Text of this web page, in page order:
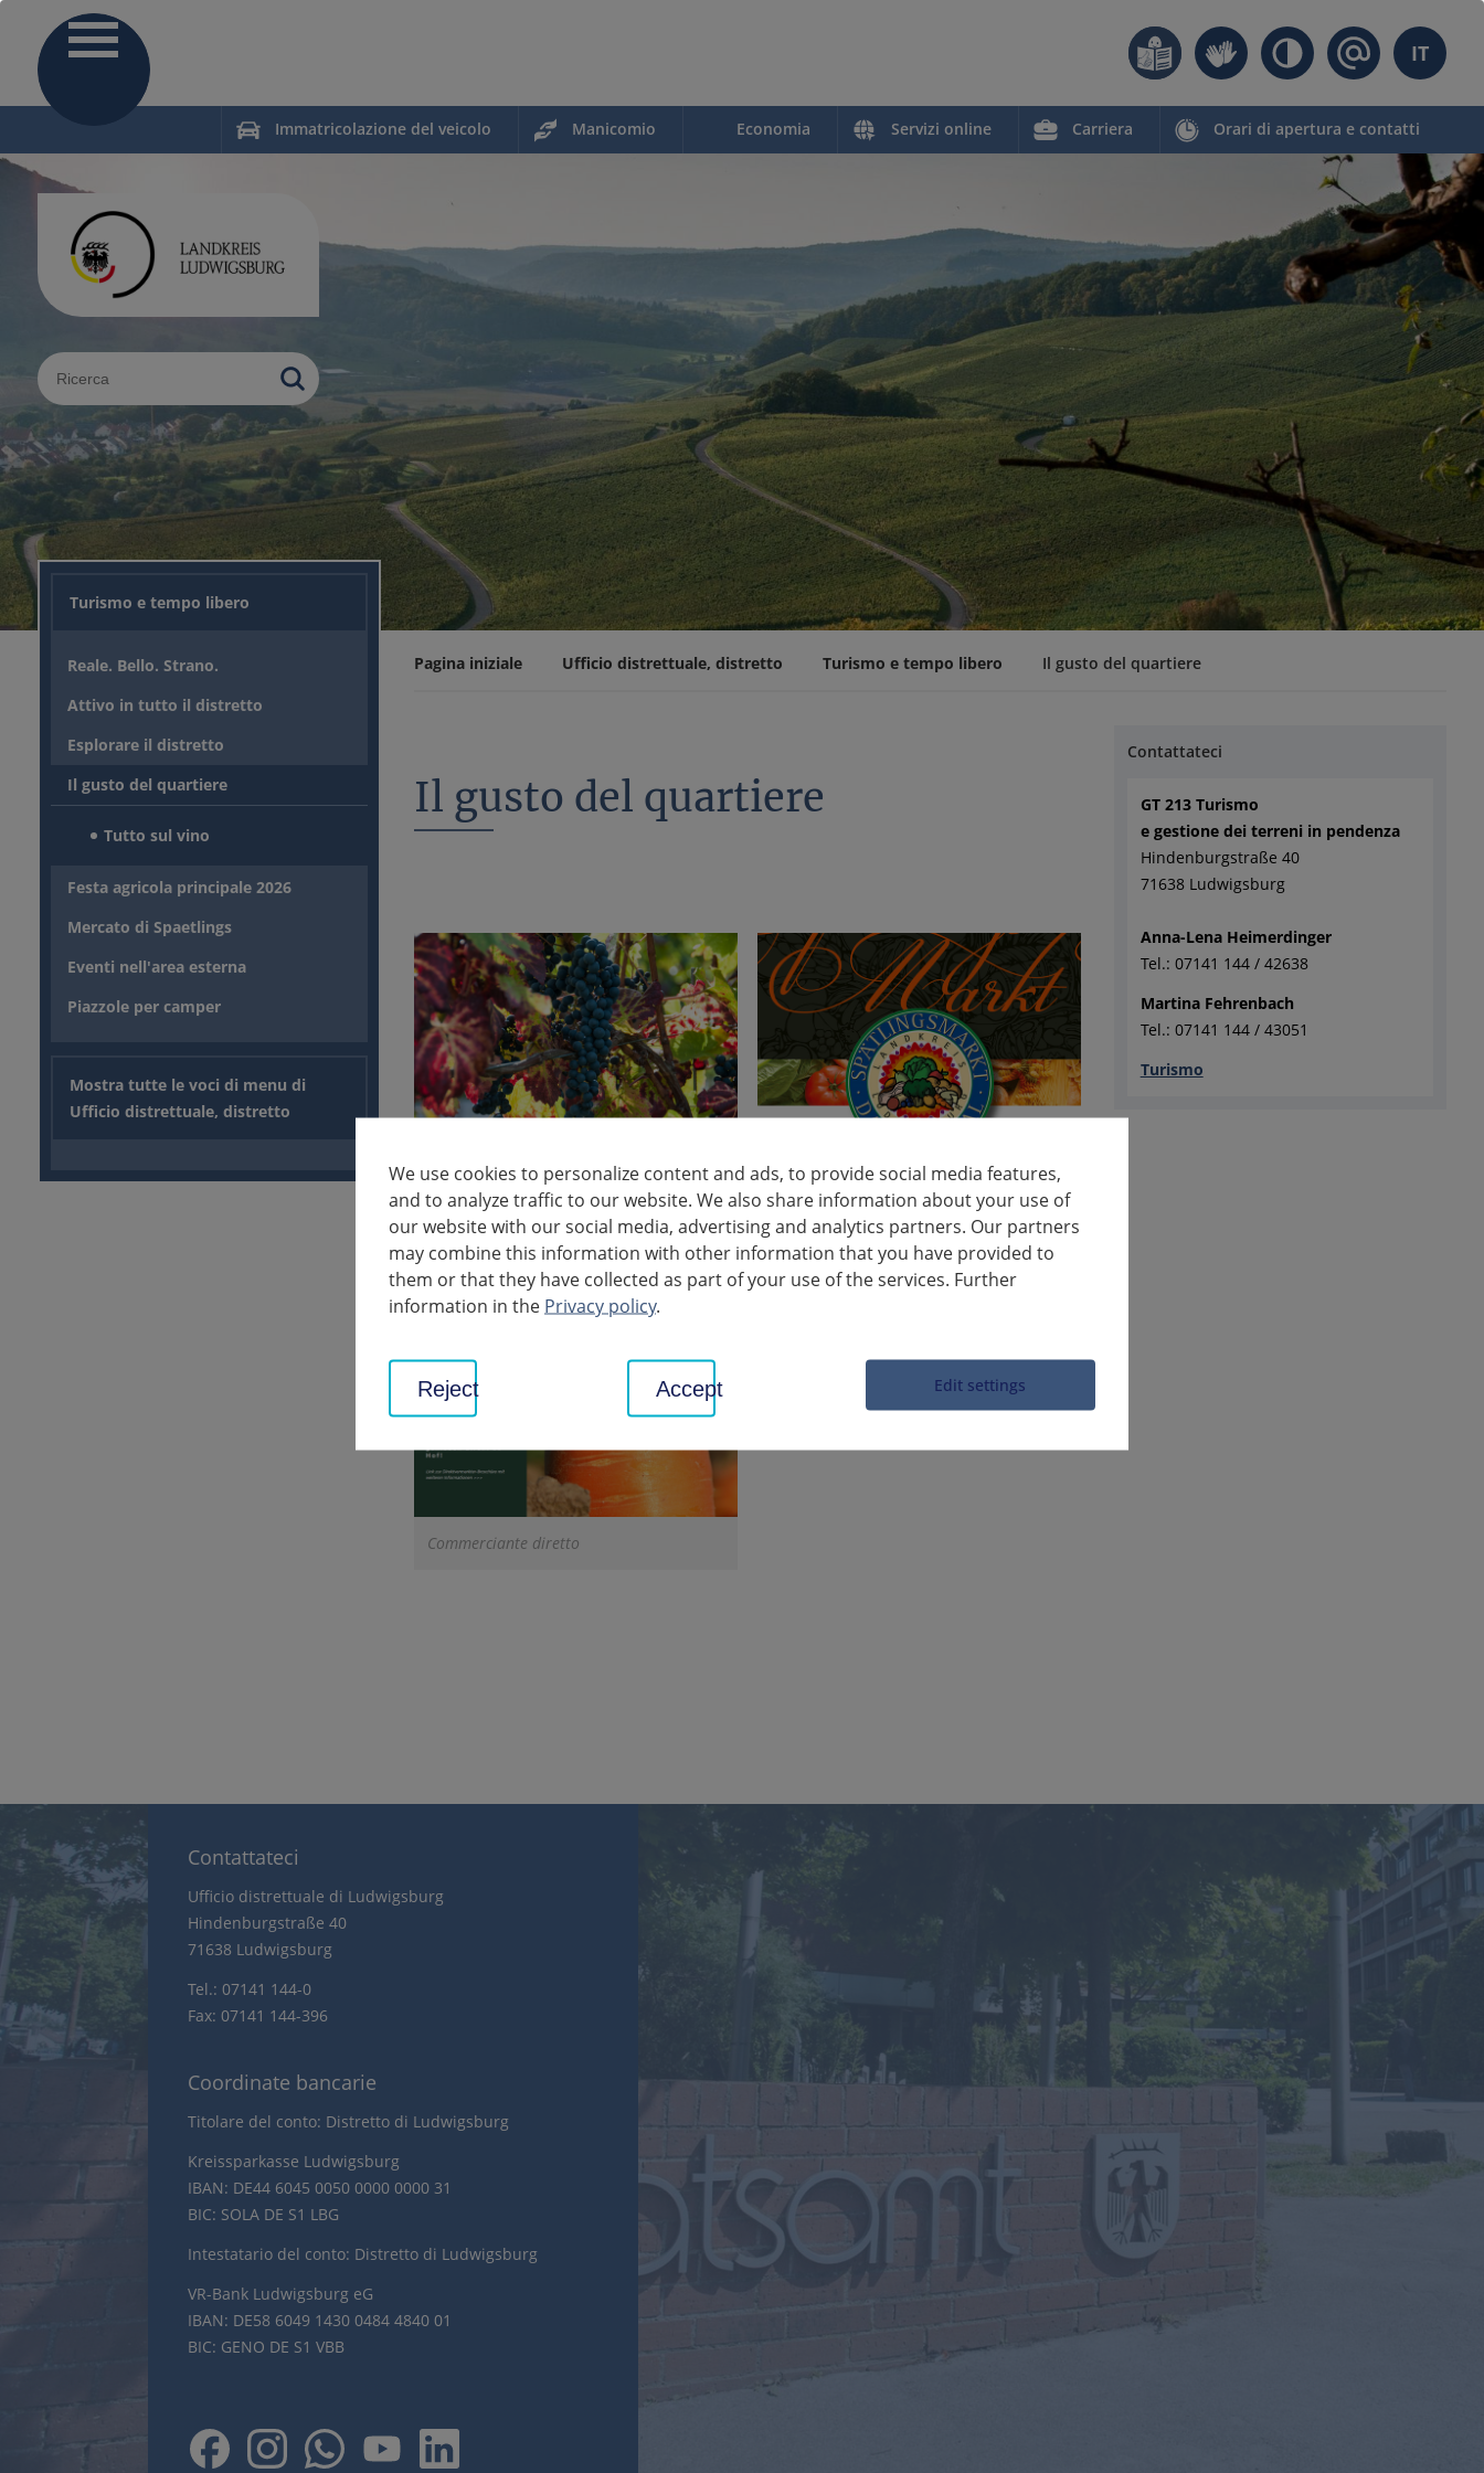
IT
Immatricolazione del veicolo Manicomio Economia Servizi online Carriera Orari di apertura e contatti
Sucheingabe
Turismo e tempo libero
Reale. Bello. Strano.
Attivo in tutto il distretto
Esplorare il distretto
Il gusto del quartiere
Tutto sul vino
Festa agricola principale 2026
Mercato di Spaetlings
Eventi nell'area esterna
Piazzole per camper
Mostra tutte le voci di menu di
Ufficio distrettuale, distretto
Pagina iniziale Ufficio distrettuale, distretto Turismo e tempo libero Il gusto del quartiere
Il gusto del quartiere
Tutto sul vino Il mercato del raccolto tardivo
Commerciante diretto
Contattateci
GT 213 Turismo
e gestione dei terreni in pendenza
Hindenburgstraße 40
71638 Ludwigsburg
Anna-Lena Heimerdinger
Tel.: 07141 144 / 42638
Martina Fehrenbach
Tel.: 07141 144 / 43051
Turismo
Contattateci
Ufficio distrettuale di Ludwigsburg
Hindenburgstraße 40
71638 Ludwigsburg
Tel.: 07141 144-0
Fax: 07141 144-396
Coordinate bancarie
Titolare del conto: Distretto di Ludwigsburg
Kreissparkasse Ludwigsburg
IBAN: DE44 6045 0050 0000 0000 31
BIC: SOLA DE S1 LBG
Intestatario del conto: Distretto di Ludwigsburg
VR-Bank Ludwigsburg eG
IBAN: DE58 6049 1430 0484 4840 01
BIC: GENO DE S1 VBB
We use cookies to personalize content and ads, to provide social media features,
and to analyze traffic to our website. We also share information about your use of
our website with our social media, advertising and analytics partners. Our partners
may combine this information with other information that you have provided to
them or that they have collected as part of your use of the services. Further
information in the Privacy policy.
Edit settings
Reject Accept